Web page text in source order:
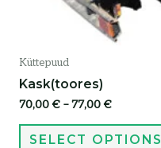
Küttepuud
Kask(toores)
70,00€–77,00€
SELECT OPTIONS